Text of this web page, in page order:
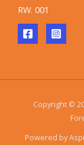
RW. 001
Copyright ©
Powered by